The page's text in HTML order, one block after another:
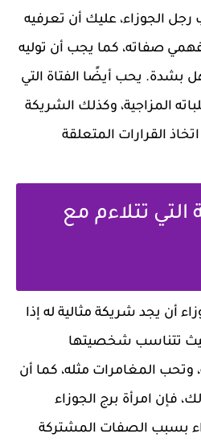
الجوزاء، عليك أن تعرفيه
صفاته، كما يجب أن توليه
بشدة. يحب أيضًا الفتاة التي
المزاجية، وكذلك الشريكة
القرارات المتعلقة
التي تتلاءم مع
أن يجد شريكة مثالية له إذا
تتناسب شخصيتها
المغامرات مثله، كما أن
فإن امرأة برج الجوزاء
بسبب الصفات المشتركة